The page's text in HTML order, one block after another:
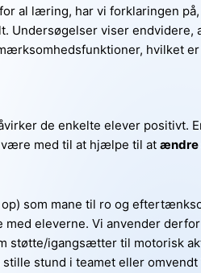
al læring, har vi forklaringen
Undersøgelser viser endvidere,
hvilket
de enkelte elever positivt.
være med til at hjælpe til at ændre
som mane til ro og
eleverne. Vi anvender
støtte/igangsætter til motorisk
stund i teamet eller omvendt